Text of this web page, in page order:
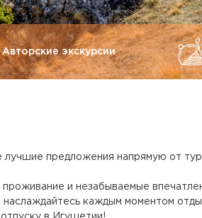
Авторские экскурсии
предложения напрямую от
и незабываемые
каждым моментом